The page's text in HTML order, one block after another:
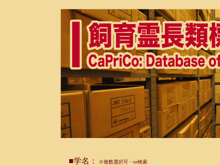
■学名： ※複数選択可・or検索